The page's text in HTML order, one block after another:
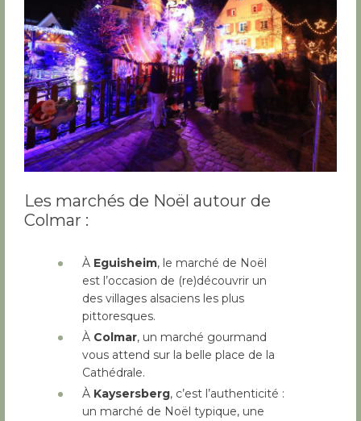
Les marchés de Noël autour de
Colmar :
À Eguisheim, le marché de Noël
est l’occasion de (re)découvrir un
des villages alsaciens les plus
pittoresques.
À Colmar, un marché gourmand
vous attend sur la belle place de la
Cathédrale.
À Kaysersberg, c’est l’authenticité :
un marché de Noël typique, une